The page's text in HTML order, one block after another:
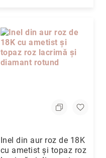
Inel din aur roz de 18K
cu ametist și topaz roz